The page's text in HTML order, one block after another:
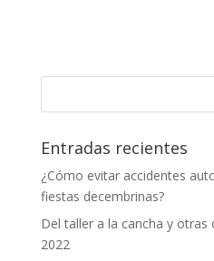
Entradas recientes
¿Cómo evitar accidentes
fiestas decembrinas?
Del taller a la cancha y otras
2022